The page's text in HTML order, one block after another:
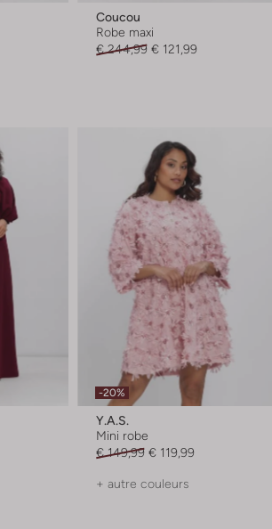
Coucou
Robe maxi
€ 244,99 € 121,99
-20%
Y.a.s.
Mini robe
€ 149,99 € 119,99
+ autre couleurs